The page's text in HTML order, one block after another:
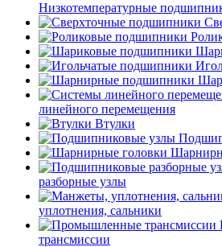
Низкотемпературные
линейного перемещения
Втулки
разборные узлы
уплотнения, сальники
трансмиссии